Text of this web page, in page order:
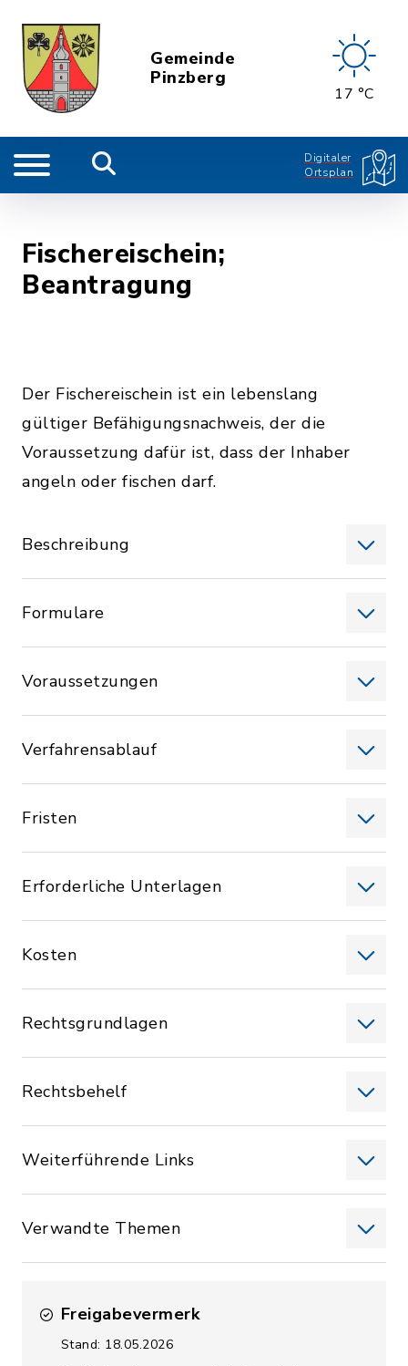
Gemeinde
Pinzberg
17 °C
Digitaler
Ortsplan
Fischereischein;
Beantragung
Der Fischereischein ist ein lebenslang
gültiger Befähigungsnachweis, der die
Voraussetzung dafür ist, dass der Inhaber
angeln oder fischen darf.
Beschreibung
Formulare
Voraussetzungen
Verfahrensablauf
Fristen
Erforderliche Unterlagen
Kosten
Rechtsgrundlagen
Rechtsbehelf
Weiterführende Links
Verwandte Themen
Freigabevermerk
Stand: 18.05.2026